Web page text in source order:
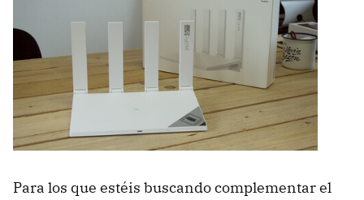
Para los que estéis buscando complementar el